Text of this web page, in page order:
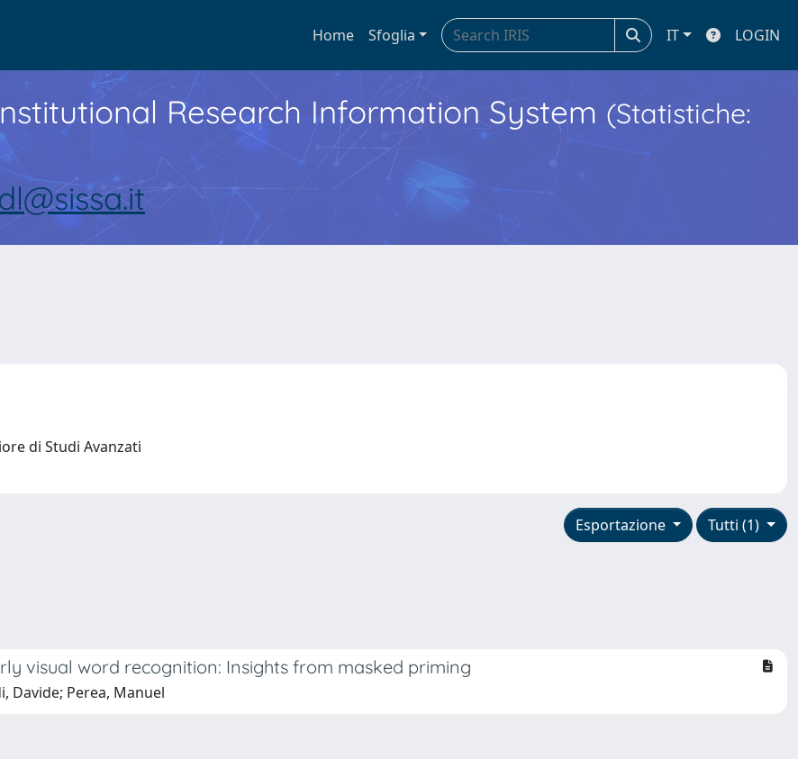
Home Sfoglia IT LOGIN
Research Information System (Statistiche:
di Studi Avanzati
Tutti (1)
Esportazione
visual word recognition: Insights from masked priming
Davide; Perea, Manuel